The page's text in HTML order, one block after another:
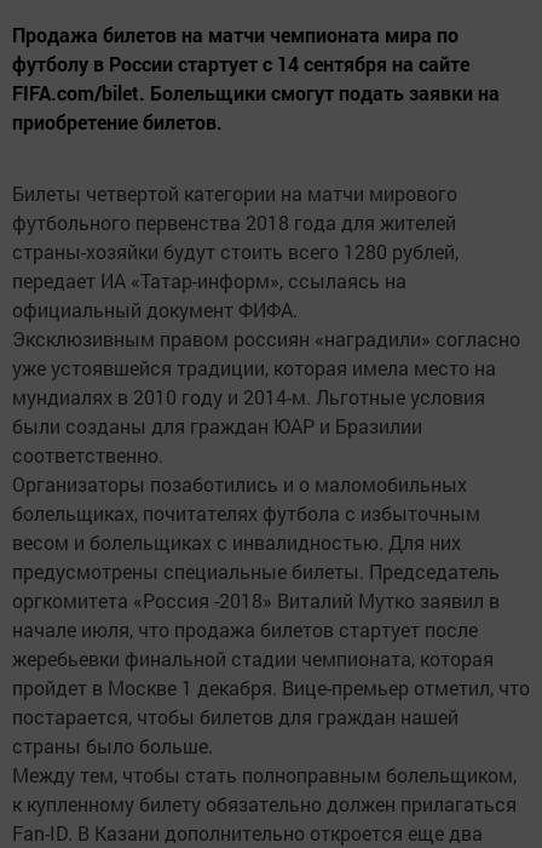
Продажа билетов на матчи чемпионата мира по
футболу в России стартует с 14 сентября на сайте
FIFA.com/bilet. Болельщики смогут подать заявки на
приобретение билетов.
Билеты четвертой категории на матчи мирового
футбольного первенства 2018 года для жителей
страны-хозяйки будут стоить всего 1280 рублей,
передает ИА «Татар-информ», ссылаясь на
официальный документ ФИФА.
Эксклюзивным правом россиян «наградили» согласно
уже устоявшейся традиции, которая имела место на
мундиалях в 2010 году и 2014-м. Льготные условия
были созданы для граждан ЮАР и Бразилии
соответственно.
Организаторы позаботились и о маломобильных
болельщиках, почитателях футбола с избыточным
весом и болельщиках с инвалидностью. Для них
предусмотрены специальные билеты. Председатель
оргкомитета «Россия -2018» Виталий Мутко заявил в
начале июля, что продажа билетов стартует после
жеребьевки финальной стадии чемпионата, которая
пройдет в Москве 1 декабря. Вице-премьер отметил, что
постарается, чтобы билетов для граждан нашей
страны было больше.
Между тем, чтобы стать полноправным болельщиком,
к купленному билету обязательно должен прилагаться
Fan-ID. В Казани дополнительно откроется еще два